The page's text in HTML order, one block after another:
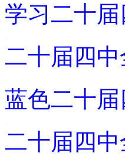
学习二十
二十届四
蓝色二十
二十届四